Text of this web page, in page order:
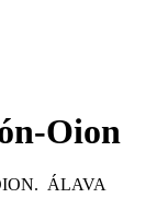
Oion
ÁLAVA